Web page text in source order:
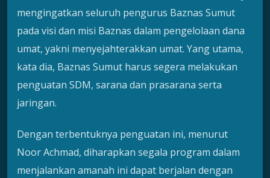
mengingatkan seluruh pengurus Baznas Sumut
pada visi dan misi Baznas dalam pengelolaan dana
umat, yakni menyejahterakkan umat. Yang utama,
kata dia, Baznas Sumut harus segera melakukan
penguatan SDM, sarana dan prasarana serta
jaringan.
Dengan terbentuknya penguatan ini, menurut
Noor Achmad, diharapkan segala program dalam
menjalankan amanah ini dapat berjalan dengan